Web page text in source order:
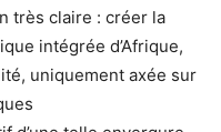
très claire : créer la
intégrée d’Afrique,
uniquement axée sur